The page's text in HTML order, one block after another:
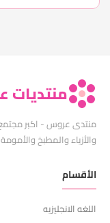
منتدى عروس - اكبر
والأزياء والمطبخ والأمومة
الأقسام
اللغه الانجليزيه